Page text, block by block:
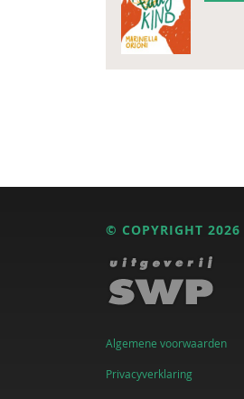
© COPYRIGHT 2026
Algemene voorwaarden
Privacyverklaring